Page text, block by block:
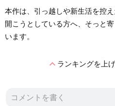
本作は、引っ越しや新生活を控
開こうとしている方へ、そっと
います。
expand_lessランキングを上